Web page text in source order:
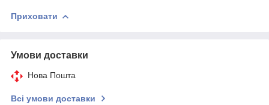
Приховати
Умови доставки
Нова Пошта
Всі умови доставки